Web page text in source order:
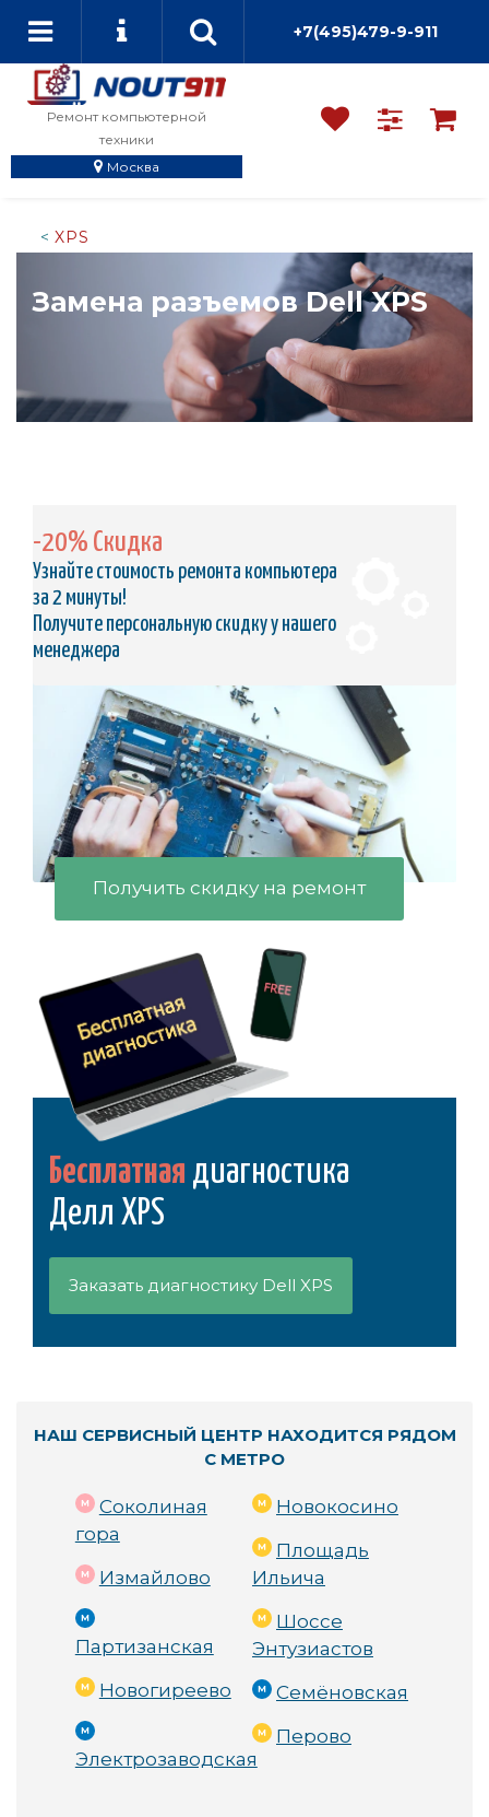
+7(495)479-9-911
Ремонт компьютерной
техники
Москва
XPS
Замена разъемов Dell XPS
-20% Скидка
Узнайте стоимость ремонта компьютера
за 2 минуты!
Получите персональную скидку у нашего
менеджера
Получить скидку на ремонт
Бесплатная диагностика
Делл XPS
Заказать диагностику Dell XPS
НАШ СЕРВИСНЫЙ ЦЕНТР НАХОДИТСЯ РЯДОМ
С МЕТРО
Соколиная
гора
Измайлово
Партизанская
Новогиреево
Электрозаводская
Новокосино
Площадь
Ильича
Шоссе
Энтузиастов
Семёновская
Перово